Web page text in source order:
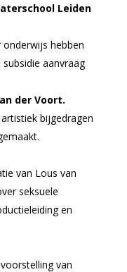
Leiden
hebben
aanvraag
der Voort.
bijgedragen
Lous van
seksuele
en
van